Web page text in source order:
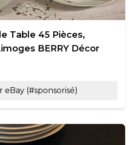
Table 45 Pièces,
BERRY Décor
eBay (#sponsorisé)